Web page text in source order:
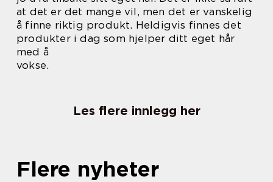
at det er det mange vil, men det er vanskelig
å finne riktig produkt. Heldigvis finnes det
produkter i dag som hjelper ditt eget hår
med å
vokse.
Les flere innlegg her
Flere nyheter